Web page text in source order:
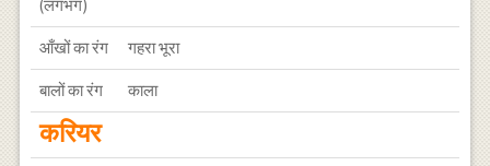
(लगभग)
आँखों का रंग गहरा भूरा
बालों का रंग काला
करियर